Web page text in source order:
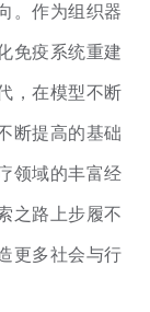
。作为组织器
免疫系统重建
，在模型不断
断提高的基础
领域的丰富经
之路上步履不
更多社会与行